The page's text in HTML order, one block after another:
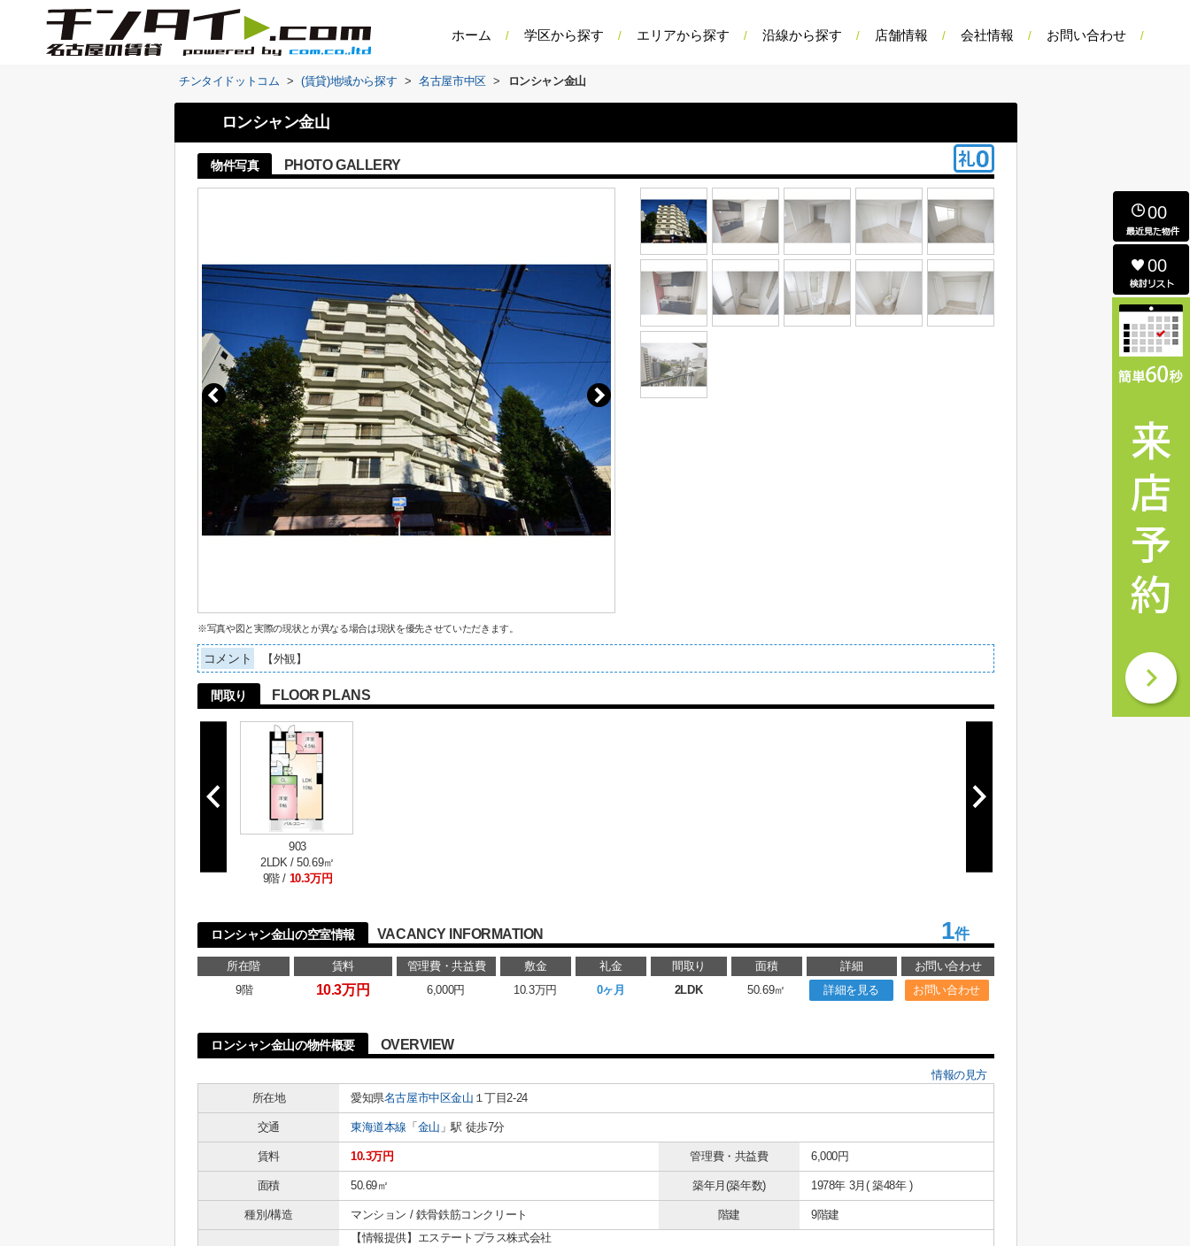
ホーム 学区から探す エリアから探す 沿線から探す 店舗情報 会社情報 お問い合わせ
チンタイドットコム > (賃貸)地域から探す > 名古屋市中区 > ロンシャン金山
ロンシャン金山
物件写真 PHOTO GALLERY
※写真や図と実際の現状とが異なる場合は現状を優先させていただきます。
コメント 【外観】
間取り FLOOR PLANS
903
2LDK / 50.69㎡
9階 / 10.3万円
ロンシャン金山の空室情報 VACANCY INFORMATION 1件
所在階 賃料 管理費・共益費 敷金 礼金 間取り 面積 詳細
お問い合わせ
9階
10.3万円 6,000円 10.3万円 0ヶ月 2LDK 50.69㎡ 詳細を見る お問い合わせ
ロンシャン金山の物件概要 OVERVIEW
情報の見方
所在地
愛知県名古屋市中区金山 １丁目2-24
交通 東海道本線 「 金山 」駅 徒歩7分
賃料 10.3万円 管理費・共益費 6,000円
面積 50.69㎡ 築年月(築年数) 1978年 3月( 築48年 )
種別/構造 マンション / 鉄骨鉄筋コンクリート 階建 9階建
【情報提供】エステートプラス株式会社
00
00